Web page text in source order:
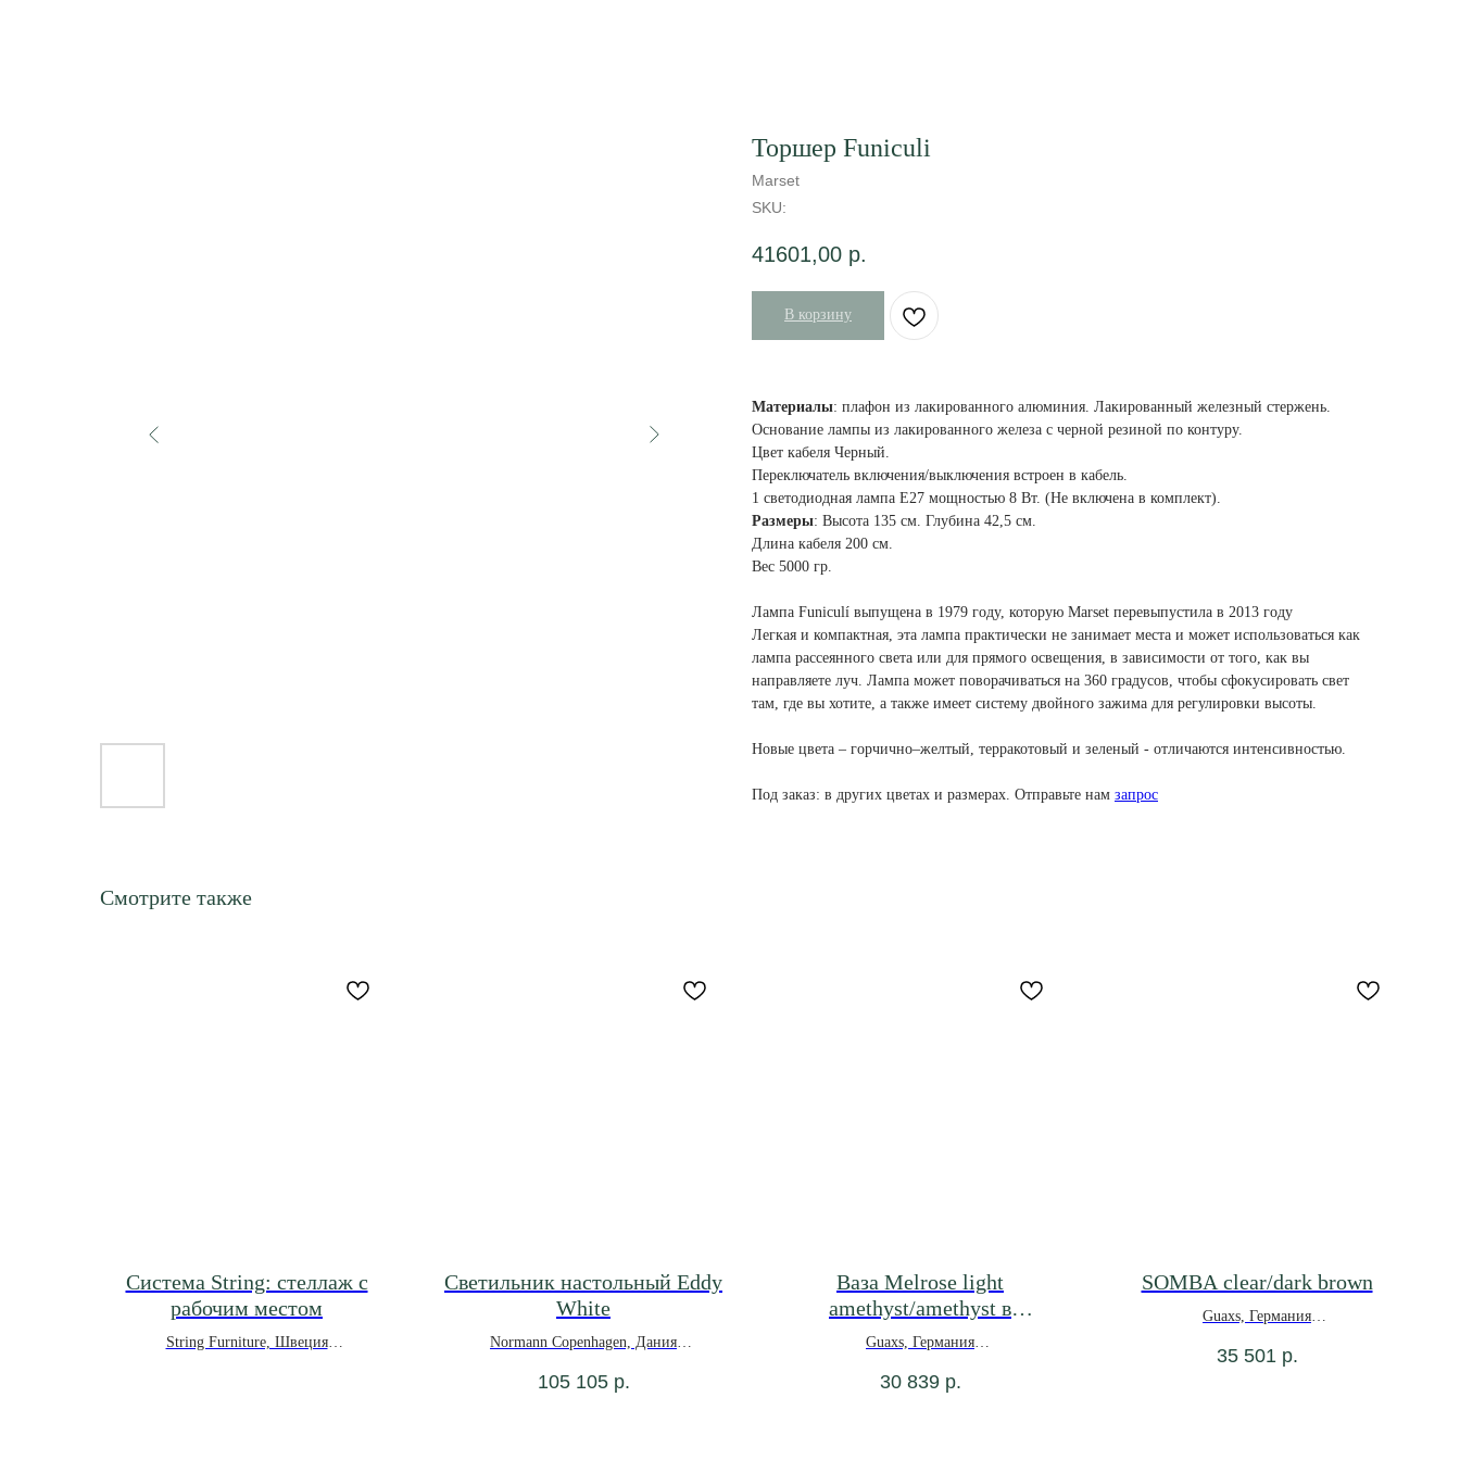
Торшер Funiculi
Marset
SKU:
41601,00 р.
В корзину
Материалы: плафон из лакированного алюминия. Лакированный железный стержень.
Основание лампы из лакированного железа с черной резиной по контуру.
Цвет кабеля Черный.
Переключатель включения/выключения встроен в кабель.
1 светодиодная лампа E27 мощностью 8 Вт. (Не включена в комплект).
Размеры: Высота 135 см. Глубина 42,5 см.
Длина кабеля 200 см.
Вес 5000 гр.
Лампа Funiculí выпущена в 1979 году, которую Marset перевыпустила в 2013 году
Легкая и компактная, эта лампа практически не занимает места и может использоваться как
лампа рассеянного света или для прямого освещения, в зависимости от того, как вы
направляете луч. Лампа может поворачиваться на 360 градусов, чтобы сфокусировать свет
там, где вы хотите, а также имеет систему двойного зажима для регулировки высоты.
Новые цвета – горчично–желтый, терракотовый и зеленый - отличаются интенсивностью.
Под заказ: в других цветах и размерах. Отправьте нам запрос
Смотрите также
Система String: стеллаж с
рабочим местом
String Furniture, Швеция
Светильник настольный Eddy
White
Normann Copenhagen, Дания
105 105 р.
Ваза Melrose light
amethyst/amethyst в
ассортименте
Guaxs, Германия
30 839 р.
SOMBA clear/dark brown
Guaxs, Германия
35 501 р.